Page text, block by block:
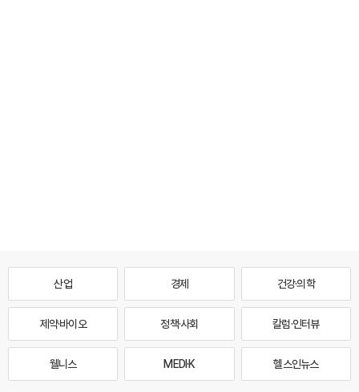
산업 경제 건강·의학
제약·바이오 정책·사회 칼럼·인터뷰
웰니스 MEDI·K 헬스인뉴스